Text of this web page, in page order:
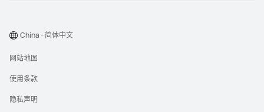
网站地图
使用条款
隐私声明
China - 简体中文